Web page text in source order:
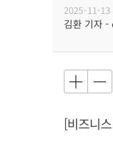
2025-11-
김환 기자
[비즈니